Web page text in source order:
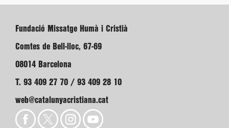
Fundació Missatge Humà i Cristià
Comtes de Bell-lloc, 67-69
08014 Barcelona
T. 93 409 27 70 / 93 409 28 10
web@catalunyacristiana.cat